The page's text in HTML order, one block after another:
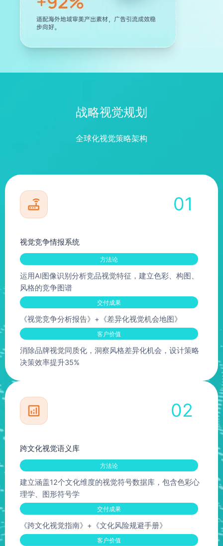
战略视觉规划
全球化视觉策略架构
01
视觉竞争情报系统
方法论
运用AI图像识别分析竞品视觉特征，建立色彩、构图、
风格的竞争图谱
交付成果
《视觉竞争分析报告》+《差异化视觉机会地图》
客户价值
消除品牌视觉同质化，洞察风格差异化机会，设计策略
决策效率提升35%
02
跨文化视觉语义库
方法论
建立涵盖12个文化维度的视觉符号数据库，包含色彩心
理学、图形符号学
交付成果
《跨文化视觉指南》+《文化风险规避手册》
客户价值